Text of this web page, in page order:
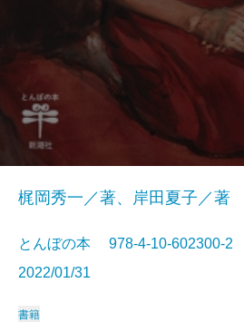
梶岡秀一／著、岸田夏子／著
とんぼの本 978-4-10-602300-
2022/01/31
書籍